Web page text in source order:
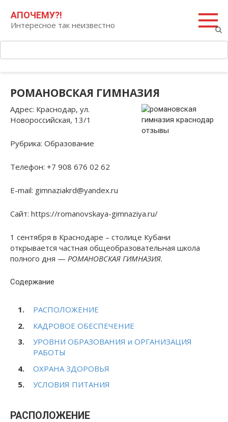
контенту
АПОЧЕМУ?!
Интересное так неизвестно
РОМАНОВСКАЯ ГИМНАЗИЯ
Адрес: Краснодар, ул.
Новороссийская, 13/1
Рубрика: Образование
Телефон: +7 908 676 02 62
E-mail: gimnaziakrd@yandex.ru
Сайт: https://romanovskaya-gimnaziya.ru/
1 сентября в Краснодаре – столице Кубани
открывается частная общеобразовательная школа
полного дня — РОМАНОВСКАЯ ГИМНАЗИЯ.
Содержание
РАСПОЛОЖЕНИЕ
КАДРОВОЕ ОБЕСПЕЧЕНИЕ
УРОВНИ ОБРАЗОВАНИЯ и ОРГАНИЗАЦИЯ
РАБОТЫ
ОХРАНА ЗДОРОВЬЯ
УСЛОВИЯ ПИТАНИЯ
РАСПОЛОЖЕНИЕ